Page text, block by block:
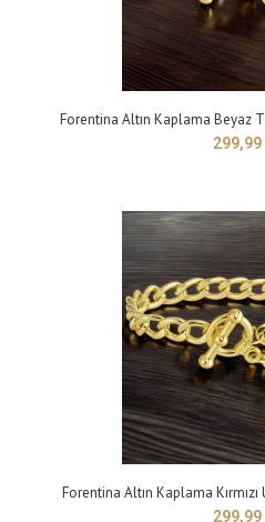
Forentina Toplu Zincirli Gold
Yapısı: BijuteriMaden Rengi:
Ayarlanabilir
Forentina Altın Kaplama Beyaz
299,99
Forentina Altın Kaplama
299,99